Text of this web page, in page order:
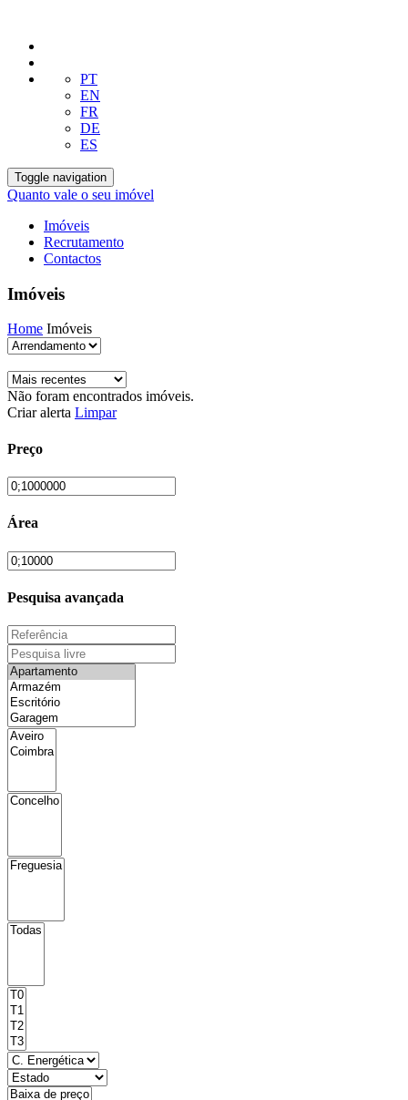
PT
EN
FR
DE
ES
Toggle navigation
Quanto vale o seu imóvel
Imóveis
Recrutamento
Contactos
Imóveis
Home Imóveis
Não foram encontrados imóveis.
Criar alerta Limpar
Preço
Área
Pesquisa avançada